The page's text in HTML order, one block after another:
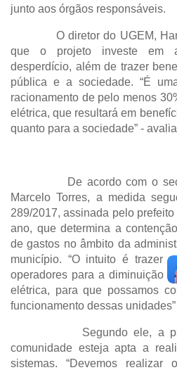
junto aos órgãos responsáveis.
O diretor do UGEM,
que o projeto investe em
desperdício, além de trazer
pública e a sociedade. “É
racionamento de pelo menos
elétrica, que resultará em
quanto para a sociedade” -
De acordo com o
Marcelo Torres, a medida
289/2017, assinada pelo
ano, que determina a
de gastos no âmbito da
município. “O intuito é trazer
operadores para a diminuição
elétrica, para que possamos
funcionamento dessas
Segundo ele, a
comunidade esteja apta a
sistemas. “Devemos realizar